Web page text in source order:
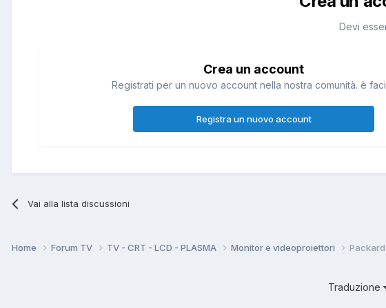
Devi
Crea un account
Registrati per un nuovo account nella nostra comunità. è
Registra un nuovo account
Vai alla lista discussioni
Home Forum TV TV - CRT - LCD - PLASMA Monitor e videoproiettori
Traduzione